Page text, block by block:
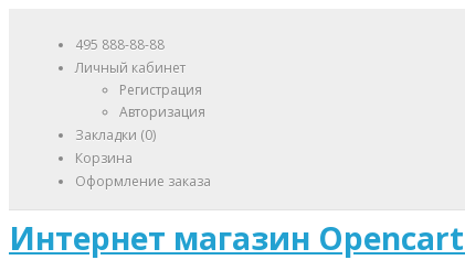
495 888-88-88
Личный кабинет
Регистрация
Авторизация
Закладки (0)
Корзина
Оформление заказа
Интернет магазин